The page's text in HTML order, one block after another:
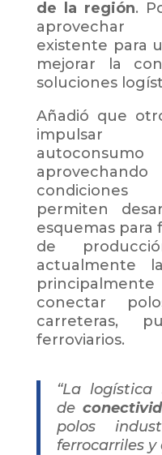
de la región.
aprovechar
existente para
mejorar la
soluciones
Añadió que
impulsar
permiten
esquemas para
de
actualmente
conectar
carreteras,
ferroviarios.
“La
de
polos
ferrocarriles y